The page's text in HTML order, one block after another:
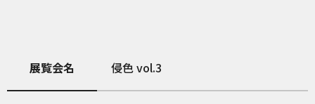
展覧会名 侵色 vol.3